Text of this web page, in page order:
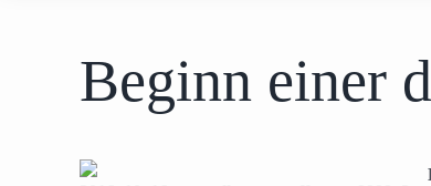
Beginn einer